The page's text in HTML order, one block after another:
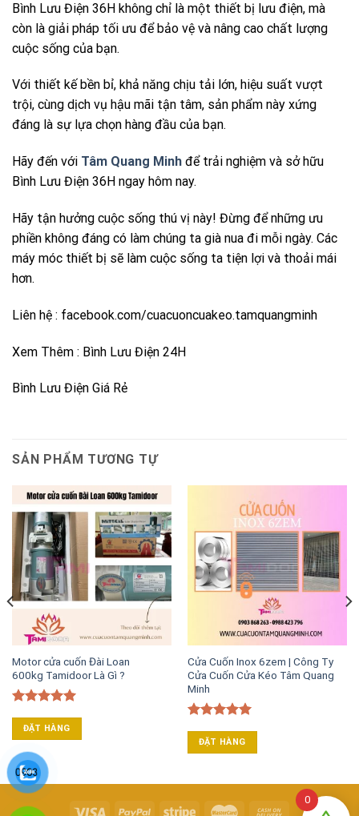
Bình Lưu Điện 36H không chỉ là một thiết bị lưu điện, mà
còn là giải pháp tối ưu để bảo vệ và nâng cao chất lượng
cuộc sống của bạn.
Với thiết kế bền bỉ, khả năng chịu tải lớn, hiệu suất vượt
trội, cùng dịch vụ hậu mãi tận tâm, sản phẩm này xứng
đáng là sự lựa chọn hàng đầu của bạn.
Hãy đến với Tâm Quang Minh để trải nghiệm và sở hữu
Bình Lưu Điện 36H ngay hôm nay.
Hãy tận hưởng cuộc sống thú vị này! Đừng để những ưu
phiền không đáng có làm chúng ta già nua đi mỗi ngày. Các
máy móc thiết bị sẽ làm cuộc sống ta tiện lợi và thoải mái
hơn.
Liên hệ : facebook.com/cuacuoncuakeo.tamquangminh
Xem Thêm : Bình Lưu Điện 24H
Bình Lưu Điện Giá Rẻ
SẢN PHẨM TƯƠNG TỰ
Motor cửa cuốn Đài Loan
600kg Tamidoor Là Gì ?
hạng5.00
5 sao
ĐẶT HÀNG
Cửa Cuốn Inox 6zem | Công Ty
Cửa Cuốn Cửa Kéo Tâm Quang
Minh
hạng5.00
5 sao
ĐẶT HÀNG
0903
0